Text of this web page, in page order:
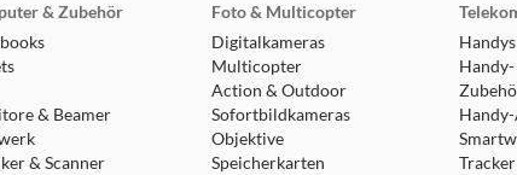
& Zubehör
& Beamer
& Scanner
Foto & Multicopter
Digitalkameras
Multicopter
Action & Outdoor
Sofortbildkameras
Objektive
Speicherkarten
Tracker